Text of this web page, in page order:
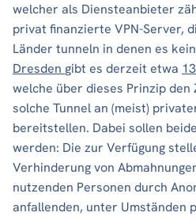
welcher als Diensteanbieter
privat finanzierte VPN-Server,
Länder tunneln in denen es
Dresden gibt es derzeit etwa
welche über dieses Prinzip
solche Tunnel an (meist)
bereitstellen. Dabei sollen
werden: Die zur Verfügung
Verhinderung von
nutzenden Personen durch
anfallenden, unter Umständen